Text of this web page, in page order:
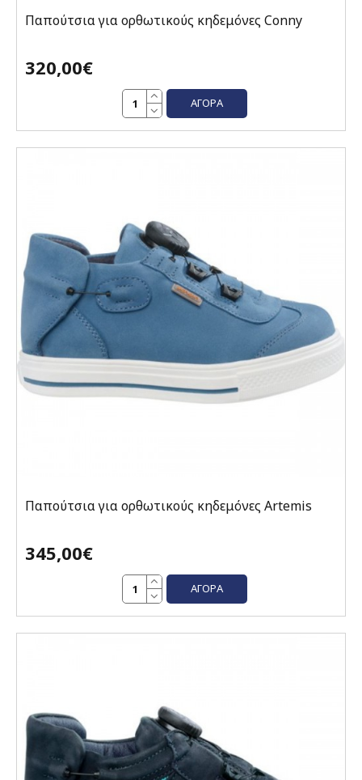
Παπούτσια για ορθωτικούς κηδεμόνες Conny
320,00€
ΑΓΟΡΆ
Παπούτσια για ορθωτικούς κηδεμόνες Artemis
345,00€
ΑΓΟΡΆ